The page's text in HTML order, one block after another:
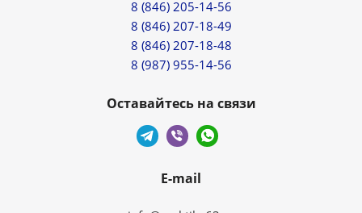
8 (846) 205-14-56
8 (846) 207-18-49
8 (846) 207-18-48
8 (987) 955-14-56
Оставайтесь на связи
E-mail